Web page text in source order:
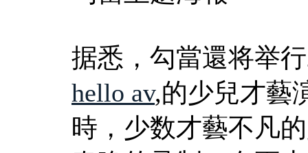
据悉，勾當還将举
hello av,的少兒才藝
時，少数才藝不凡